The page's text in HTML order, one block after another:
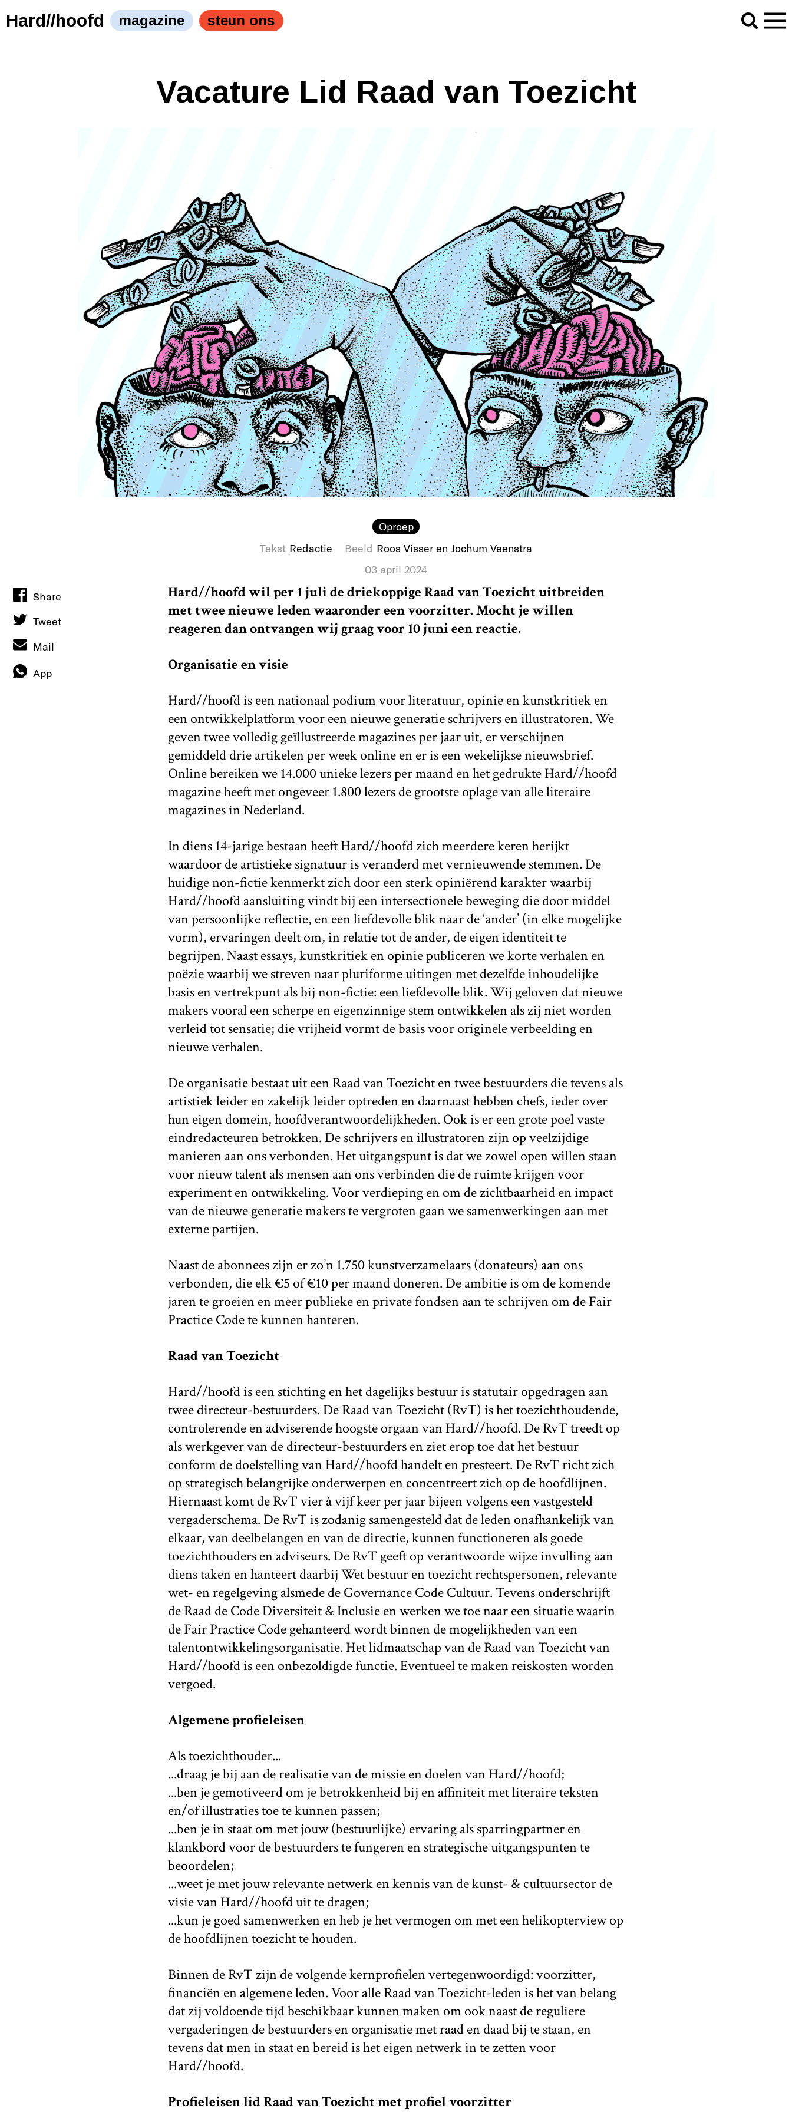
Hard//hoofd magazine steun ons
Vacature Lid Raad van Toezicht
Oproep
Tekst Redactie Beeld Roos Visser en Jochum Veenstra
03 april 2024
Hard//hoofd wil per 1 juli de driekoppige Raad van Toezicht uitbreiden
met twee nieuwe leden waaronder een voorzitter. Mocht je willen
reageren dan ontvangen wij graag voor 10 juni een reactie.
Organisatie en visie
Hard//hoofd is een nationaal podium voor literatuur, opinie en kunstkritiek en
een ontwikkelplatform voor een nieuwe generatie schrijvers en illustratoren. We
geven twee volledig geïllustreerde magazines per jaar uit, er verschijnen
gemiddeld drie artikelen per week online en er is een wekelijkse nieuwsbrief.
Online bereiken we 14.000 unieke lezers per maand en het gedrukte Hard//hoofd
magazine heeft met ongeveer 1.800 lezers de grootste oplage van alle literaire
magazines in Nederland.
In diens 14-jarige bestaan heeft Hard//hoofd zich meerdere keren herijkt
waardoor de artistieke signatuur is veranderd met vernieuwende stemmen. De
huidige non-fictie kenmerkt zich door een sterk opiniërend karakter waarbij
Hard//hoofd aansluiting vindt bij een intersectionele beweging die door middel
van persoonlijke reflectie, en een liefdevolle blik naar de ‘ander’ (in elke mogelijke
vorm), ervaringen deelt om, in relatie tot de ander, de eigen identiteit te
begrijpen. Naast essays, kunstkritiek en opinie publiceren we korte verhalen en
poëzie waarbij we streven naar pluriforme uitingen met dezelfde inhoudelijke
basis en vertrekpunt als bij non-fictie: een liefdevolle blik. Wij geloven dat nieuwe
makers vooral een scherpe en eigenzinnige stem ontwikkelen als zij niet worden
verleid tot sensatie; die vrijheid vormt de basis voor originele verbeelding en
nieuwe verhalen.
De organisatie bestaat uit een Raad van Toezicht en twee bestuurders die tevens als
artistiek leider en zakelijk leider optreden en daarnaast hebben chefs, ieder over
hun eigen domein, hoofdverantwoordelijkheden. Ook is er een grote poel vaste
eindredacteuren betrokken. De schrijvers en illustratoren zijn op veelzijdige
manieren aan ons verbonden. Het uitgangspunt is dat we zowel open willen staan
voor nieuw talent als mensen aan ons verbinden die de ruimte krijgen voor
experiment en ontwikkeling. Voor verdieping en om de zichtbaarheid en impact
van de nieuwe generatie makers te vergroten gaan we samenwerkingen aan met
externe partijen.
Naast de abonnees zijn er zo’n 1.750 kunstverzamelaars (donateurs) aan ons
verbonden, die elk €5 of €10 per maand doneren. De ambitie is om de komende
jaren te groeien en meer publieke en private fondsen aan te schrijven om de Fair
Practice Code te kunnen hanteren.
Raad van Toezicht
Hard//hoofd is een stichting en het dagelijks bestuur is statutair opgedragen aan
twee directeur-bestuurders. De Raad van Toezicht (RvT) is het toezichthoudende,
controlerende en adviserende hoogste orgaan van Hard//hoofd. De RvT treedt op
als werkgever van de directeur-bestuurders en ziet erop toe dat het bestuur
conform de doelstelling van Hard//hoofd handelt en presteert. De RvT richt zich
op strategisch belangrijke onderwerpen en concentreert zich op de hoofdlijnen.
Hiernaast komt de RvT vier à vijf keer per jaar bijeen volgens een vastgesteld
vergaderschema. De RvT is zodanig samengesteld dat de leden onafhankelijk van
elkaar, van deelbelangen en van de directie, kunnen functioneren als goede
toezichthouders en adviseurs. De RvT geeft op verantwoorde wijze invulling aan
diens taken en hanteert daarbij Wet bestuur en toezicht rechtspersonen, relevante
wet- en regelgeving alsmede de Governance Code Cultuur. Tevens onderschrijft
de Raad de Code Diversiteit & Inclusie en werken we toe naar een situatie waarin
de Fair Practice Code gehanteerd wordt binnen de mogelijkheden van een
talentontwikkelingsorganisatie. Het lidmaatschap van de Raad van Toezicht van
Hard//hoofd is een onbezoldigde functie. Eventueel te maken reiskosten worden
vergoed.
Algemene profieleisen
Als toezichthouder...
...draag je bij aan de realisatie van de missie en doelen van Hard//hoofd;
...ben je gemotiveerd om je betrokkenheid bij en affiniteit met literaire teksten
en/of illustraties toe te kunnen passen;
...ben je in staat om met jouw (bestuurlijke) ervaring als sparringpartner en
klankbord voor de bestuurders te fungeren en strategische uitgangspunten te
beoordelen;
...weet je met jouw relevante netwerk en kennis van de kunst- & cultuursector de
visie van Hard//hoofd uit te dragen;
...kun je goed samenwerken en heb je het vermogen om met een helikopterview op
de hoofdlijnen toezicht te houden.
Binnen de RvT zijn de volgende kernprofielen vertegenwoordigd: voorzitter,
financiën en algemene leden. Voor alle Raad van Toezicht-leden is het van belang
dat zij voldoende tijd beschikbaar kunnen maken om ook naast de reguliere
vergaderingen de bestuurders en organisatie met raad en daad bij te staan, en
tevens dat men in staat en bereid is het eigen netwerk in te zetten voor
Hard//hoofd.
Profieleisen lid Raad van Toezicht met profiel voorzitter
Share
Tweet
Mail
App